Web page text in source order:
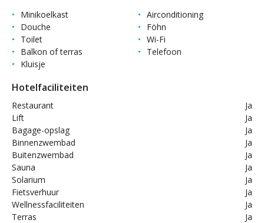
Minikoelkast
Airconditioning
Douche
Föhn
Toilet
Wi-Fi
Balkon of terras
Telefoon
Kluisje
Hotelfaciliteiten
Restaurant
Ja
Lift
Ja
Bagage-opslag
Ja
Binnenzwembad
Ja
Buitenzwembad
Ja
Sauna
Ja
Solarium
Ja
Fietsverhuur
Ja
Wellnessfaciliteiten
Ja
Terras
Ja